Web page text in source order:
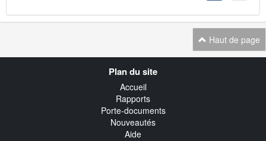
Haut de page
Plan du site
Accueil
Rapports
Porte-documents
Nouveautés
Aide